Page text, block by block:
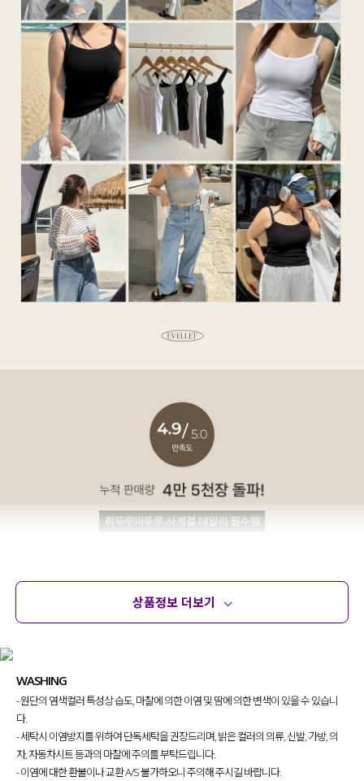
상품정보 더보기
WASHING
- 원단의 염색컬러 특성상 습도, 마찰에 의한 이염 및 땀에 의한 변색이 있을 수 있습니
다.
- 세탁시 이염방지를 위하여 단독세탁을 권장드리며, 밝은 컬러의 의류, 신발, 가방, 의
자, 자동차시트 등과의 마찰에 주의를 부탁드립니다.
- 이염에 대한 환불이나 교환 A/S 불가하오니 주의해 주시길 바랍니다.